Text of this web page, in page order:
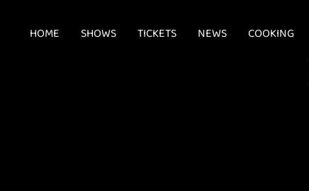
HOME SHOWS TICKETS NEWS COOKING